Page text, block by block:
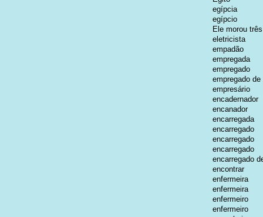
egípcia
egípcio
Ele morou
eletricista
empadão
empregada
empregado
empregado
empresário
encadernador
encanador
encarregada
encarregado
encarregado
encarregado
encarregado
encontrar
enfermeira
enfermeira
enfermeiro
enfermeiro